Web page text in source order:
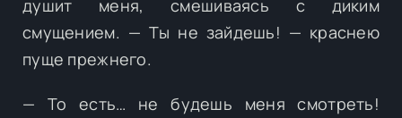
душит меня, смешиваясь с диким
смущением. — Ты не зайдешь! — краснею
пуще прежнего.
— То есть… не будешь меня смотреть!